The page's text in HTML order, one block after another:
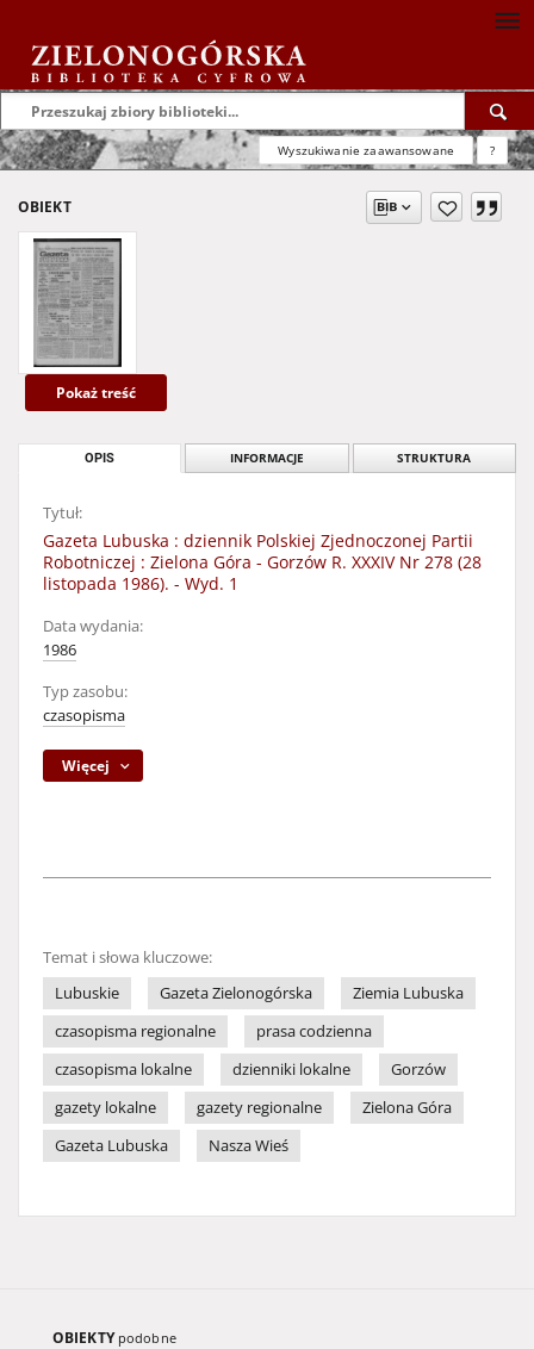
Wyszukiwanie zaawansowane ?
OBIEKT
Pokaż treść
OPIS INFORMACJE STRUKTURA
Tytuł:
Gazeta Lubuska : dziennik Polskiej Zjednoczonej Partii
Robotniczej : Zielona Góra - Gorzów R. XXXIV Nr 278 (28
listopada 1986). - Wyd. 1
Data wydania:
1986
Typ zasobu:
czasopisma
Więcej
Temat i słowa kluczowe:
Lubuskie
Gazeta Zielonogórska
Ziemia Lubuska
czasopisma regionalne
prasa codzienna
czasopisma lokalne
dzienniki lokalne
Gorzów
gazety lokalne
gazety regionalne
Zielona Góra
Gazeta Lubuska
Nasza Wieś
OBIEKTY podobne